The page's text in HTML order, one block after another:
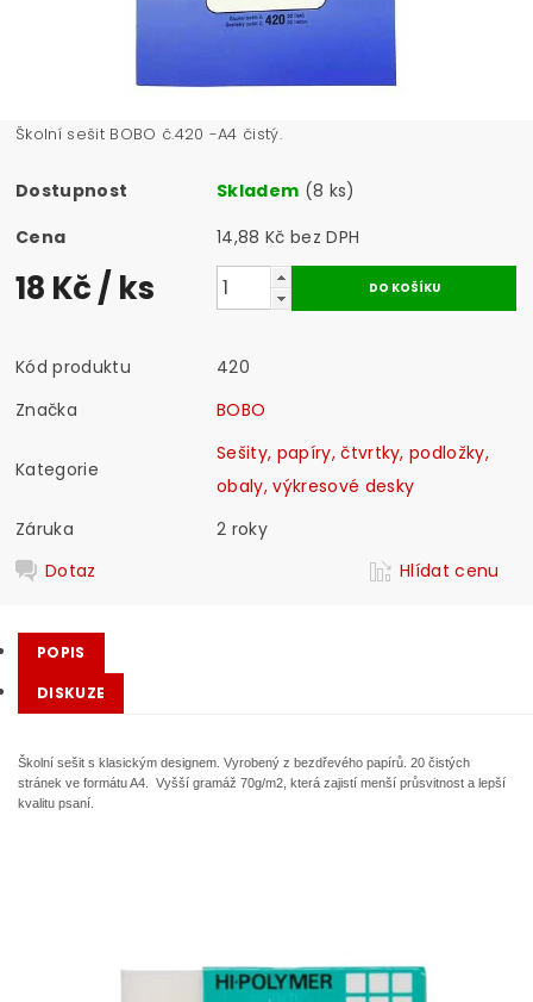
Školní sešit BOBO č.420 -A4 čistý.
Dostupnost Skladem (8 ks)
Cena
14,88 Kč bez DPH
18 Kč/ ks
Kód produktu
420
Značka
BOBO
Kategorie
Sešity, papíry, čtvrtky, podložky,
obaly, výkresové desky
Záruka
2 roky
Dotaz
Hlídat cenu
POPIS
DISKUZE
Školní sešit s klasickým designem. Vyrobený z bezdřevého papírů. 20 čistých
stránek ve formátu A4. Vyšší gramáž 70g/m2, která zajistí menší průsvitnost a lepší
kvalitu psaní.